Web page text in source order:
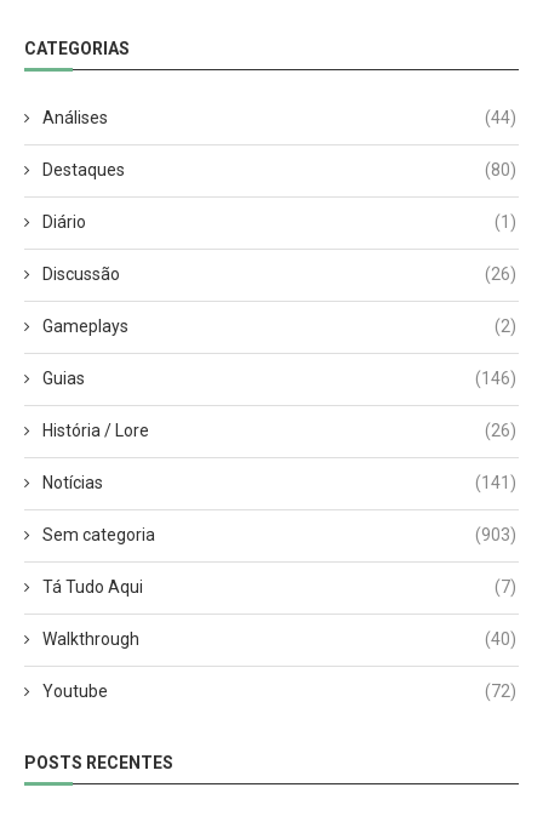
CATEGORIAS
Análises (44)
Destaques (80)
Diário (1)
Discussão (26)
Gameplays (2)
Guias (146)
História / Lore (26)
Notícias (141)
Sem categoria (903)
Tá Tudo Aqui (7)
Walkthrough (40)
Youtube (72)
POSTS RECENTES